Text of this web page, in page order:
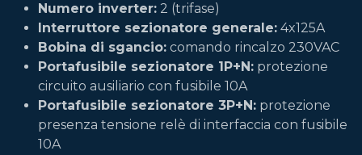
Numero inverter: 2 (trifase)
Interruttore sezionatore generale: 4x125A
Bobina di sgancio: comando rincalzo 230VAC
Portafusibile sezionatore 1P+N: protezione
circuito ausiliario con fusibile 10A
Portafusibile sezionatore 3P+N: protezione
presenza tensione relè di interfaccia con fusibile
10A